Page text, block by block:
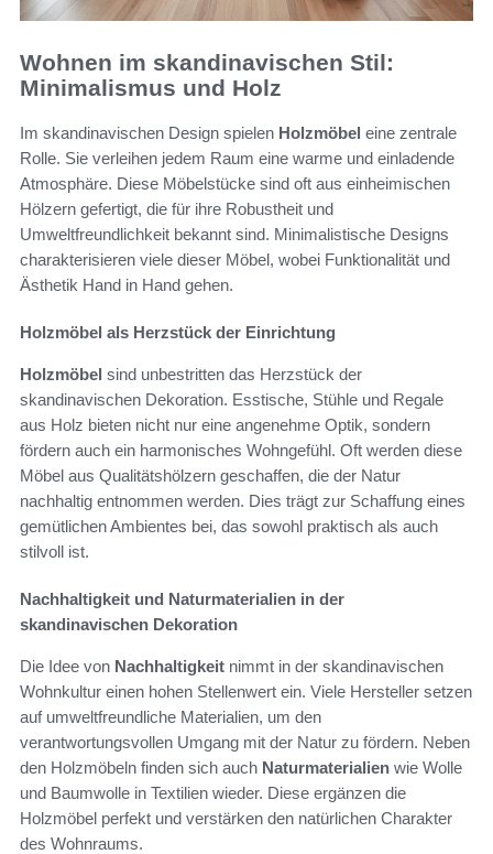
Wohnen im skandinavischen Stil:
Minimalismus und Holz
Im skandinavischen Design spielen Holzmöbel eine zentrale
Rolle. Sie verleihen jedem Raum eine warme und einladende
Atmosphäre. Diese Möbelstücke sind oft aus einheimischen
Hölzern gefertigt, die für ihre Robustheit und
Umweltfreundlichkeit bekannt sind. Minimalistische Designs
charakterisieren viele dieser Möbel, wobei Funktionalität und
Ästhetik Hand in Hand gehen.
Holzmöbel als Herzstück der Einrichtung
Holzmöbel sind unbestritten das Herzstück der
skandinavischen Dekoration. Esstische, Stühle und Regale
aus Holz bieten nicht nur eine angenehme Optik, sondern
fördern auch ein harmonisches Wohngefühl. Oft werden diese
Möbel aus Qualitätshölzern geschaffen, die der Natur
nachhaltig entnommen werden. Dies trägt zur Schaffung eines
gemütlichen Ambientes bei, das sowohl praktisch als auch
stilvoll ist.
Nachhaltigkeit und Naturmaterialien in der
skandinavischen Dekoration
Die Idee von Nachhaltigkeit nimmt in der skandinavischen
Wohnkultur einen hohen Stellenwert ein. Viele Hersteller setzen
auf umweltfreundliche Materialien, um den
verantwortungsvollen Umgang mit der Natur zu fördern. Neben
den Holzmöbeln finden sich auch Naturmaterialien wie Wolle
und Baumwolle in Textilien wieder. Diese ergänzen die
Holzmöbel perfekt und verstärken den natürlichen Charakter
des Wohnraums.